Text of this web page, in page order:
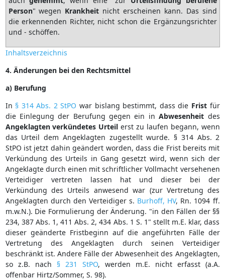
Person" wegen Krankheit nicht erscheinen kann. Das sind
die erkennenden Richter, nicht schon die Ergänzungsrichter
und - schöffen.
Inhaltsverzeichnis
4. Änderungen bei den Rechtsmittel
a) Berufung
In § 314 Abs. 2 StPO war bislang bestimmt, dass die Fristfür
die Einlegung der Berufung gegen ein inAbwesenheit des
Angeklagten verkündetes Urteil erst zu laufen begann, wenn
das Urteil dem Angeklagten zugestellt wurde. § 314 Abs. 2
StPO ist jetzt dahin geändert worden, dass die Frist bereits mit
Verkündung des Urteils in Gang gesetzt wird, wenn sich der
Angeklagte durch einen mit schriftlicher Vollmacht versehenen
Verteidiger vertreten lassen hat und dieser bei der
Verkündung des Urteils anwesend war (zur Vertretung des
Angeklagten durch den Verteidiger s. Burhoff, HV, Rn. 1094 ff.
m.w.N.). Die Formulierung der Änderung. "in den Fällen der §§
234, 387 Abs. 1, 411 Abs. 2, 434 Abs. 1 S. 1" stellt m.E. klar, dass
dieser geänderte Fristbeginn auf die angeführten Fälle der
Vertretung des Angeklagten durch seinen Verteidiger
beschränkt ist. Andere Fälle der Abwesenheit des Angeklagten,
so z.B. nach § 231 StPO, werden m.E. nicht erfasst (a.A.
offenbar Hirtz/Sommer, S. 98).